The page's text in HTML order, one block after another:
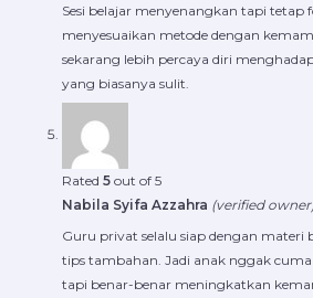
Sesi belajar menyenangkan tapi tetap
menyesuaikan metode dengan
sekarang lebih percaya diri
yang biasanya sulit.
Rated 5 out of 5
Nabila Syifa Azzahra (verified
Guru privat selalu siap dengan materi
tips tambahan. Jadi anak nggak cuma
tapi benar-benar meningkatkan